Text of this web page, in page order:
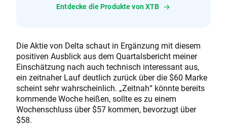
Entdecke die Produkte von XTB
Die Aktie von Delta schaut in Ergänzung mit diesem
positiven Ausblick aus dem Quartalsbericht meiner
Einschätzung nach auch technisch interessant aus,
ein zeitnaher Lauf deutlich zurück über die $60 Marke
scheint sehr wahrscheinlich. „Zeitnah“ könnte bereits
kommende Woche heißen, sollte es zu einem
Wochenschluss über $57 kommen, bevorzugt über
$58.